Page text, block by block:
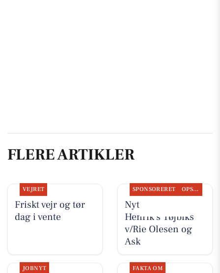
FLERE ARTIKLER
VEJRET
Friskt vejr og tør
dag i vente
SPONSORERET OPSLAGSTAVLEN
Nyt fra Rie &
Henrik's Tøjbiks
v/Rie Olesen og
Ask
JOBNYT FAKTA OM